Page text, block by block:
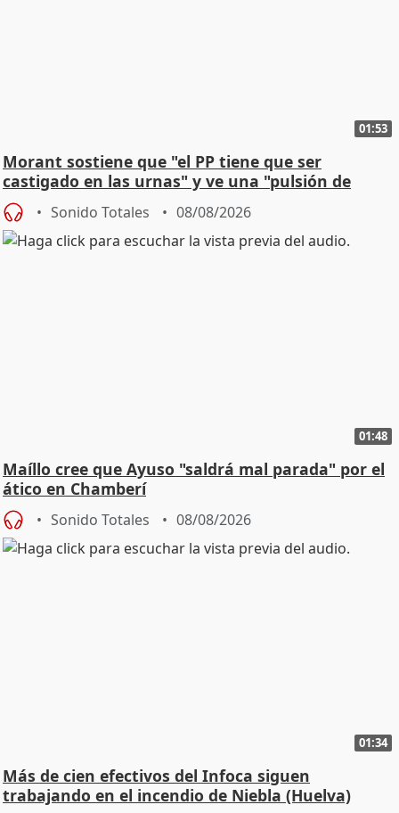
01:53
Morant sostiene que "el PP tiene que ser
castigado en las urnas" y ve una "pulsión de
cambio"
Sonido Totales 08/08/2026
01:48
Maíllo cree que Ayuso "saldrá mal parada" por el
ático en Chamberí
Sonido Totales 08/08/2026
01:34
Más de cien efectivos del Infoca siguen
trabajando en el incendio de Niebla (Huelva)